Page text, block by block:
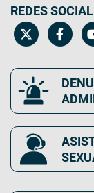
REDES